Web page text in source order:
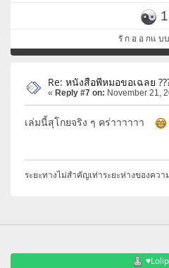
รั ก อ อ กแ บ
Re: หนังสือพีหมอขอเฉลย
« Reply #7 on: November 21,
เล่มนี้สุโกยจริง ๆ คร่าาาาาา
ระยะทางไม่สำคัญเท่าระยะห่างของควา